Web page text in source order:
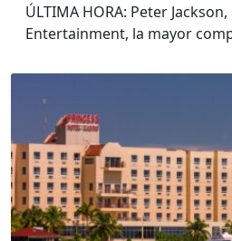
ÚLTIMA HORA: Peter
Entertainment, la mayor